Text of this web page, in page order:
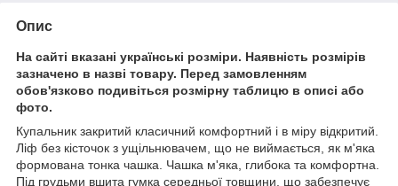
Опис
На сайті вказані українські розміри. Наявність розмірів
зазначено в назві товару. Перед замовленням
обов'язково подивіться розмірну таблицю в описі або
фото.
Купальник закритий класичний комфортний і в міру відкритий.
Ліф без кісточок з ущільнювачем, що не виймається, як м'яка
формована тонка чашка. Чашка м'яка, глибока та комфортна.
Під грудьми вшита гумка середньої товщини, що забезпечує